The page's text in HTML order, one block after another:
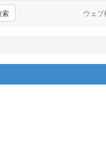
索 ウェ